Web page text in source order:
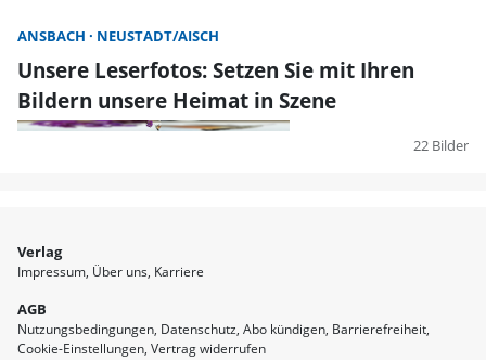
ANSBACH NEUSTADT/AISCH
Unsere Leserfotos: Setzen Sie mit Ihren
Bildern unsere Heimat in Szene
22 Bilder
Verlag
Impressum Über uns Karriere
AGB
Nutzungsbedingungen Datenschutz Abo kündigen Barrierefreiheit
Cookie-Einstellungen Vertrag widerrufen